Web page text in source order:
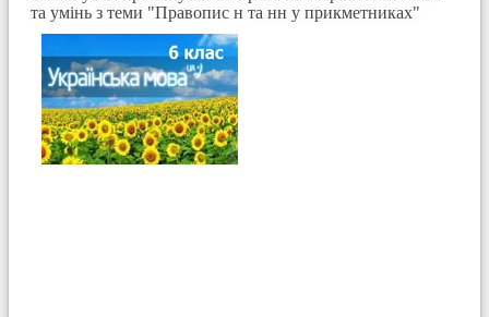
та умінь з теми "Правопис н та нн у прикметниках"